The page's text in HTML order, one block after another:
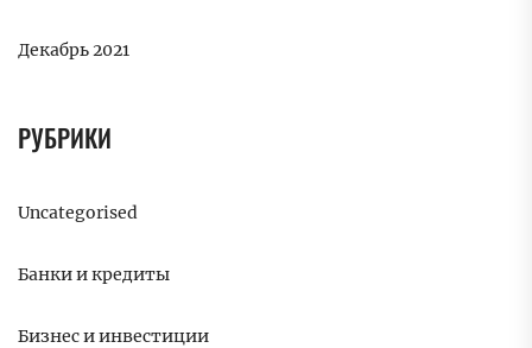
Декабрь 2021
РУБРИКИ
Uncategorised
Банки и кредиты
Бизнес и инвестиции